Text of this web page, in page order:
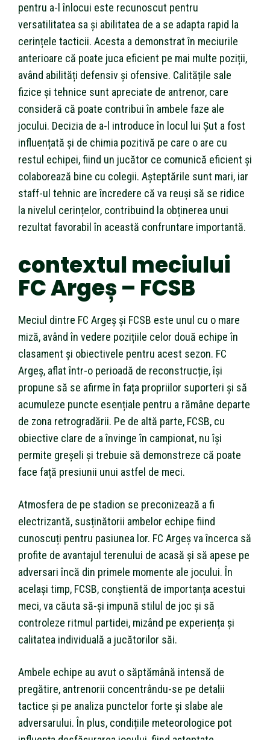
pentru a-l înlocui este recunoscut pentru
versatilitatea sa și abilitatea de a se adapta rapid la
cerințele tacticii. Acesta a demonstrat în meciurile
anterioare că poate juca eficient pe mai multe poziții,
având abilități defensiv și ofensive. Calitățile sale
fizice și tehnice sunt apreciate de antrenor, care
consideră că poate contribui în ambele faze ale
jocului. Decizia de a-l introduce în locul lui Șut a fost
influențată și de chimia pozitivă pe care o are cu
restul echipei, fiind un jucător ce comunică eficient și
colaborează bine cu colegii. Așteptările sunt mari, iar
staff-ul tehnic are încredere că va reuși să se ridice
la nivelul cerințelor, contribuind la obținerea unui
rezultat favorabil în această confruntare importantă.
contextul meciului
FC Argeș – FCSB
Meciul dintre FC Argeș și FCSB este unul cu o mare
miză, având în vedere pozițiile celor două echipe în
clasament și obiectivele pentru acest sezon. FC
Argeș, aflat într-o perioadă de reconstrucție, își
propune să se afirme în fața propriilor suporteri și să
acumuleze puncte esențiale pentru a rămâne departe
de zona retrogradării. Pe de altă parte, FCSB, cu
obiective clare de a învinge în campionat, nu își
permite greșeli și trebuie să demonstreze că poate
face față presiunii unui astfel de meci.
Atmosfera de pe stadion se preconizează a fi
electrizantă, susținătorii ambelor echipe fiind
cunoscuți pentru pasiunea lor. FC Argeș va încerca să
profite de avantajul terenului de acasă și să apese pe
adversari încă din primele momente ale jocului. În
același timp, FCSB, conștientă de importanța acestui
meci, va căuta să-și impună stilul de joc și să
controleze ritmul partidei, mizând pe experiența și
calitatea individuală a jucătorilor săi.
Ambele echipe au avut o săptămână intensă de
pregătire, antrenorii concentrându-se pe detalii
tactice și pe analiza punctelor forte și slabe ale
adversarului. În plus, condițiile meteorologice pot